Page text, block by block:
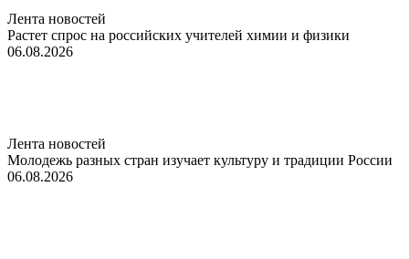
Лента новостей
Растет спрос на российских учителей химии и физики
06.08.2026
Лента новостей
Молодежь разных стран изучает культуру и традиции России
06.08.2026